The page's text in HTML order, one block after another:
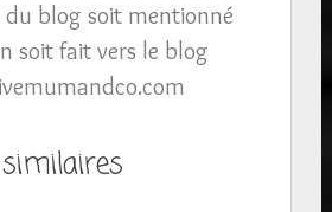
blog soit mentionné
soit fait vers le blog